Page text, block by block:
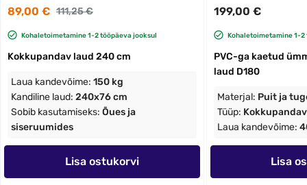
89,00 € 111,25 €
Kohaletoimetamine 1-2 tööpäeva jooksul
Kokkupandav laud 240 cm
Laua kandevõime: 150 kg
Kandiline laud: 240x76 cm
Sobib kasutamiseks: Õues ja
siseruumides
Lisa ostukorvi
199,00 €
Kohaletoimetamine 1-
PVC-ga kaetud
laud D180
Materjal: Puit ja
Tüüp:
Laua kandevõime:
Lisa